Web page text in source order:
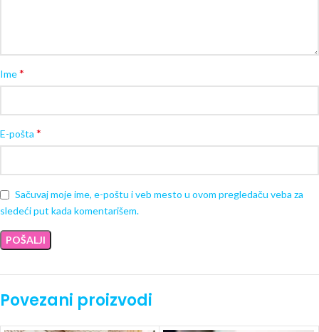
Ime*
E-pošta *
Sačuvaj moje ime, e-poštu i veb mesto u ovom pregledaču veba za
sledeći put kada komentarišem.
Povezani proizvodi